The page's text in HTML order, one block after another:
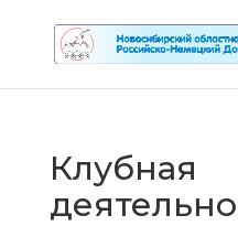
Клубная